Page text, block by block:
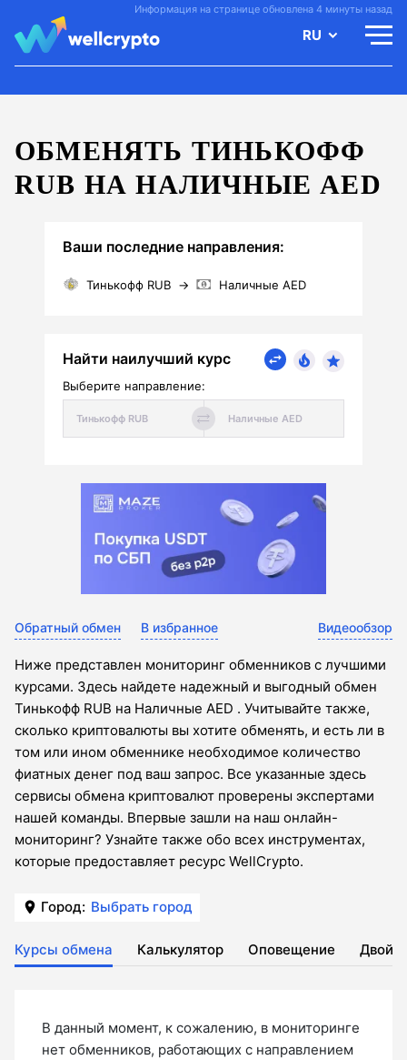
Информация на странице обновлена 4 минуты назад
RU
ОБМЕНЯТЬ ТИНЬКОФФ
RUB НА НАЛИЧНЫЕ AED
Ваши последние направления:
Тинькофф RUB → Наличные AED
Найти наилучший курс
Выберите направление:
Обратный обмен В избранное Видеообзор
Ниже представлен мониторинг обменников с лучшими
курсами. Здесь найдете надежный и выгодный обмен
Тинькофф RUB на Наличные AED . Учитывайте также,
сколько криптовалюты вы хотите обменять, и есть ли в
том или ином обменнике необходимое количество
фиатных денег под ваш запрос. Все указанные здесь
сервисы обмена криптовалют проверены экспертами
нашей команды. Впервые зашли на наш онлайн-
мониторинг? Узнайте также обо всех инструментах,
которые предоставляет ресурс WellCrypto.
Город: Выбрать город
Курсы обмена Калькулятор Оповещение
В данный момент, к сожалению, в мониторинге
нет обменников, работающих с направлением